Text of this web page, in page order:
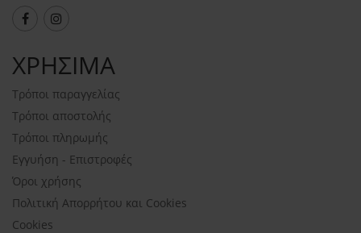
ΧΡΗΣΙΜΑ
Τρόποι παραγγελίας
Τρόποι αποστολής
Τρόποι πληρωμής
Εγγυήση - Επιστροφές
Όροι χρήσης
Πολιτική Απορρήτου και Cookies
Cookies